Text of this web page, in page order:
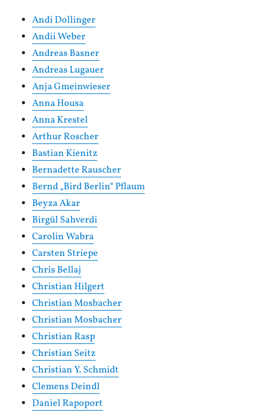
Andi Dollinger
Andii Weber
Andreas Basner
Andreas Lugauer
Anja Gmeinwieser
Anna Housa
Anna Krestel
Arthur Roscher
Bastian Kienitz
Bernadette Rauscher
Bernd „Bird Berlin“ Pflaum
Beyza Akar
Birgül Sahverdi
Carolin Wabra
Carsten Striepe
Chris Bellaj
Christian Hilgert
Christian Mosbacher
Christian Mosbacher
Christian Rasp
Christian Seitz
Christian Y. Schmidt
Clemens Deindl
Daniel Rapoport